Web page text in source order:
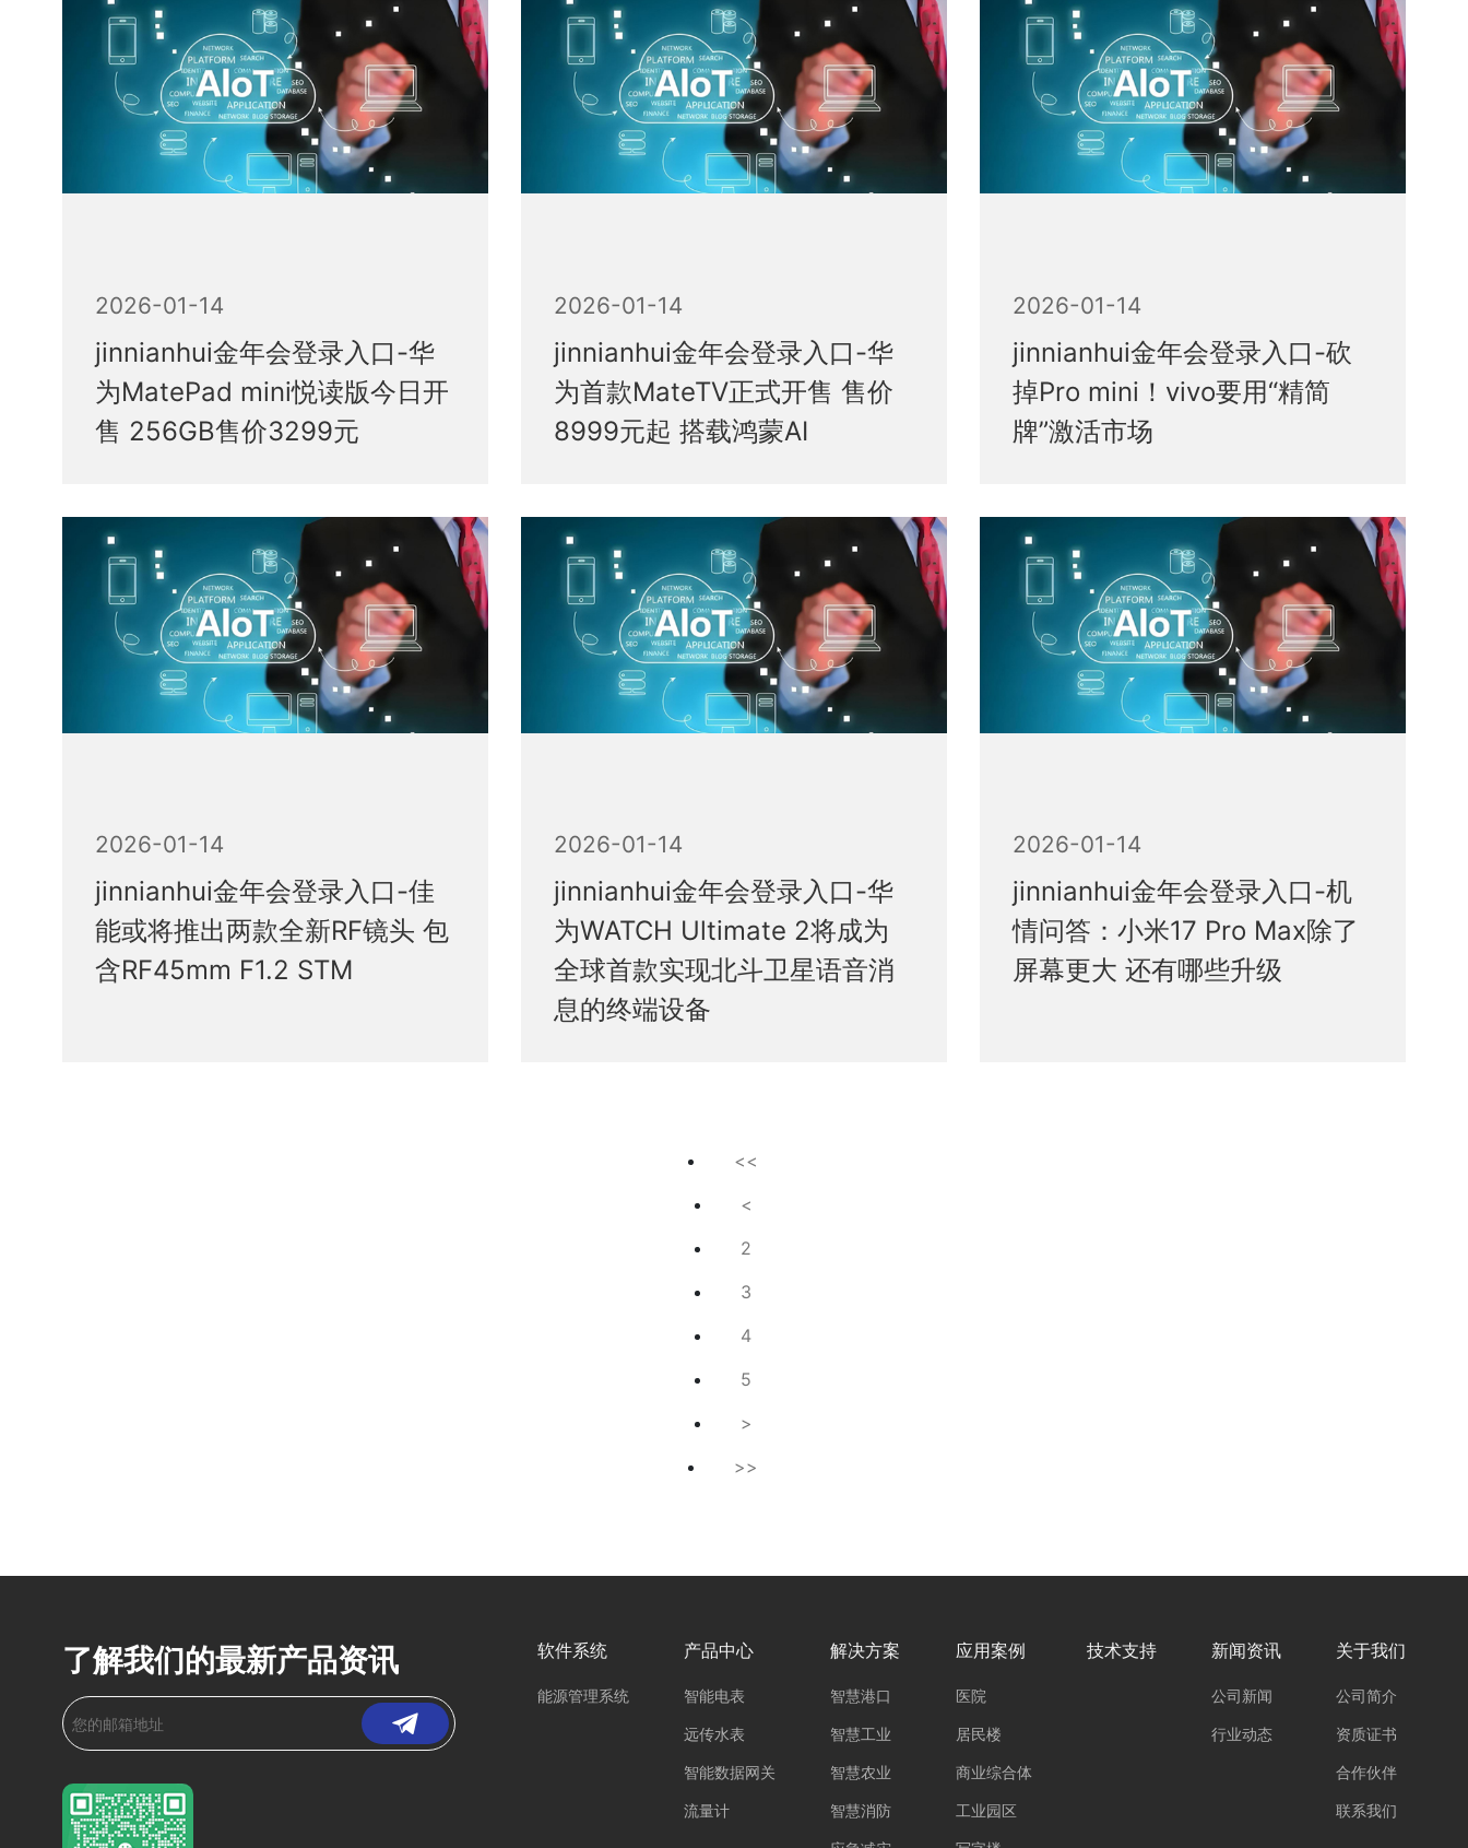
2026-01-14
jinnianhui金年会登录入口-华
为MatePad mini悦读版今日开
售 256GB售价3299元
2026-01-14
jinnianhui金年会登录入口-华
为首款MateTV正式开售 售价
8999元起 搭载鸿蒙AI
2026-01-14
jinnianhui金年会登录入口-砍
掉Pro mini！vivo要用“精简
牌”激活市场
2026-01-14
jinnianhui金年会登录入口-佳
能或将推出两款全新RF镜头 包
含RF45mm F1.2 STM
2026-01-14
jinnianhui金年会登录入口-华
为WATCH Ultimate 2将成为
全球首款实现北斗卫星语音消
息的终端设备
2026-01-14
jinnianhui金年会登录入口-机
情问答：小米17 Pro Max除了
屏幕更大 还有哪些升级
<<
<
2
3
4
5
>
>>
了解我们的最新产品资讯 软件系统
能源管理系统
产品中心
智能电表
远传水表
智能数据网关
流量计
解决方案
智慧港口
智慧工业
智慧农业
智慧消防
应用案例
医院
居民楼
商业综合体
工业园区
技术支持 新闻资讯
公司新闻
行业动态
关于我们
公司简介
资质证书
合作伙伴
联系我们